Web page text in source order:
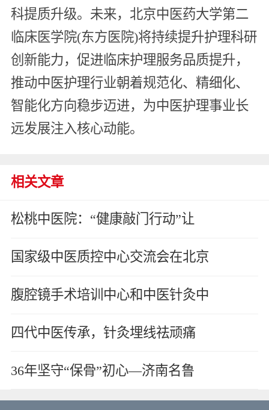
科提质升级。未来，北京中医药大学第二
临床医学院(东方医院)将持续提升护理科研
创新能力，促进临床护理服务品质提升，
推动中医护理行业朝着规范化、精细化、
智能化方向稳步迈进，为中医护理事业长
远发展注入核心动能。
相关文章
松桃中医院：“健康敲门行动”让
国家级中医质控中心交流会在北京
腹腔镜手术培训中心和中医针灸中
四代中医传承，针灸埋线祛顽痛
36年坚守“保骨”初心—济南名鲁